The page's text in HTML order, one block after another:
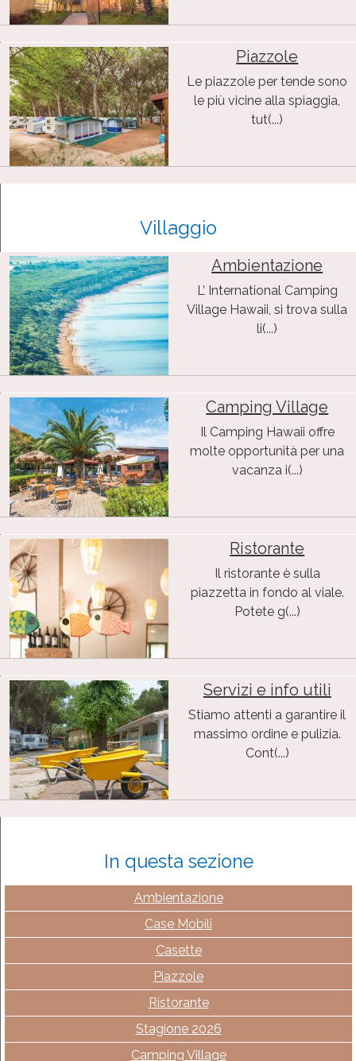
Piazzole
Le piazzole per tende sono
le più vicine alla spiaggia,
tut(...)
Villaggio
Ambientazione
L’ International Camping
Village Hawaii, si trova sulla
li(...)
Camping Village
Il Camping Hawaii offre
molte opportunità per una
vacanza i(...)
Ristorante
Il ristorante è sulla
piazzetta in fondo al viale.
Potete g(...)
Servizi e info utili
Stiamo attenti a garantire il
massimo ordine e pulizia.
Cont(...)
In questa sezione
Ambientazione
Case Mobili
Casette
Piazzole
Ristorante
Stagione 2026
Camping Village